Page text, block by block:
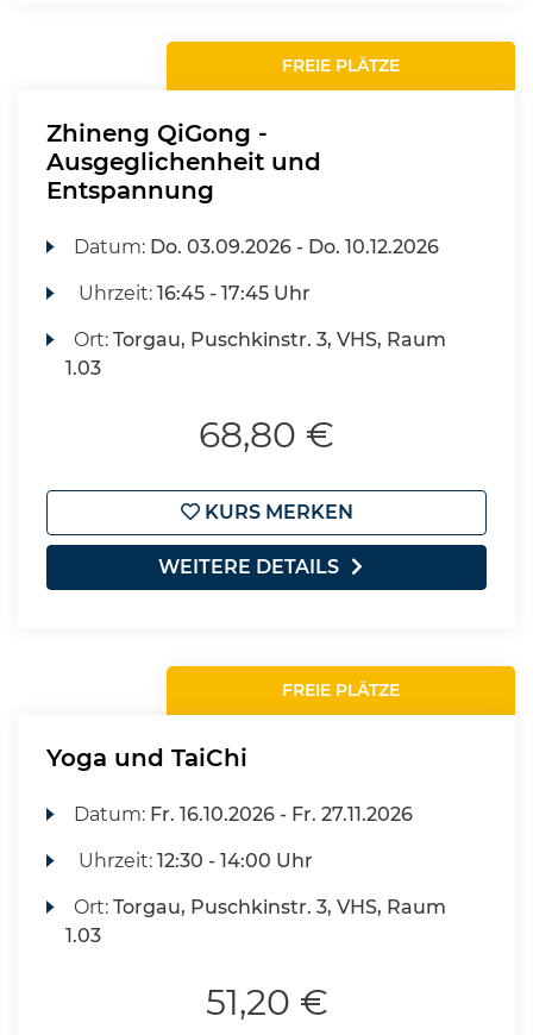
FREIE PLÄTZE
Zhineng QiGong -
Ausgeglichenheit und
Entspannung
Datum: Do. 03.09.2026 - Do. 10.12.2026
Uhrzeit:16:45 - 17:45 Uhr
Ort:Torgau, Puschkinstr. 3, VHS, Raum
1.03
68,80 €
KURS MERKEN
WEITERE DETAILS
FREIE PLÄTZE
Yoga und TaiChi
Datum: Fr. 16.10.2026 - Fr. 27.11.2026
Uhrzeit:12:30 - 14:00 Uhr
Ort:Torgau, Puschkinstr. 3, VHS, Raum
1.03
51,20 €